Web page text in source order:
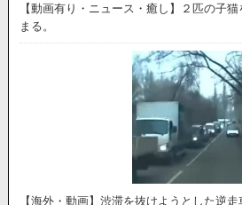
【動画有り・ニュース・癒し】２匹の子
まる。
【海外・動画】渋滞を抜けようとした逆